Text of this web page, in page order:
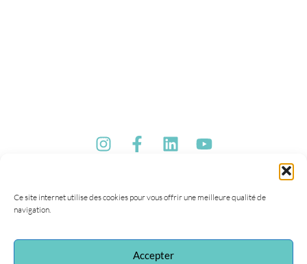
Ce site internet utilise des cookies pour vous offrir une meilleure qualité de
navigation.
Accepter